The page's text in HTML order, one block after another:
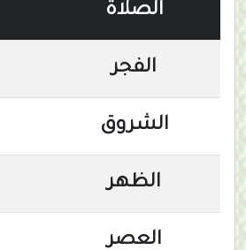
الصلاة
الفجر
الشروق
الظهر
العصر